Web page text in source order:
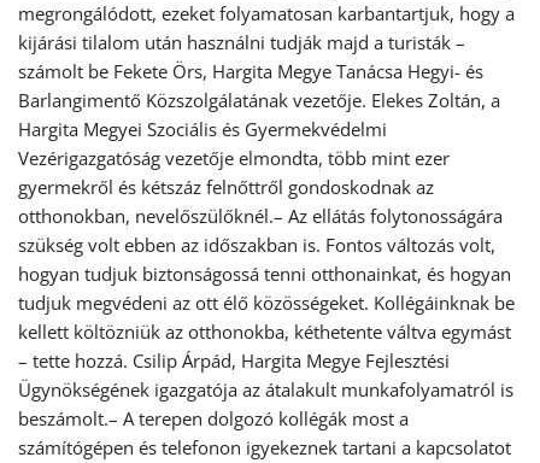
megrongálódott, ezeket folyamatosan karbantartjuk, hogy a
kijárási tilalom után használni tudják majd a turisták –
számolt be Fekete Örs, Hargita Megye Tanácsa Hegyi- és
Barlangimentő Közszolgálatának vezetője. Elekes Zoltán, a
Hargita Megyei Szociális és Gyermekvédelmi
Vezérigazgatóság vezetője elmondta, több mint ezer
gyermekről és kétszáz felnőttről gondoskodnak az
otthonokban, nevelőszülőknél.– Az ellátás folytonosságára
szükség volt ebben az időszakban is. Fontos változás volt,
hogyan tudjuk biztonságossá tenni otthonainkat, és hogyan
tudjuk megvédeni az ott élő közösségeket. Kollégáinknak be
kellett költözniük az otthonokba, kéthetente váltva egymást
– tette hozzá. Csilip Árpád, Hargita Megye Fejlesztési
Ügynökségének igazgatója az átalakult munkafolyamatról is
beszámolt.– A terepen dolgozó kollégák most a
számítógépen és telefonon igyekeznek tartani a kapcsolatot